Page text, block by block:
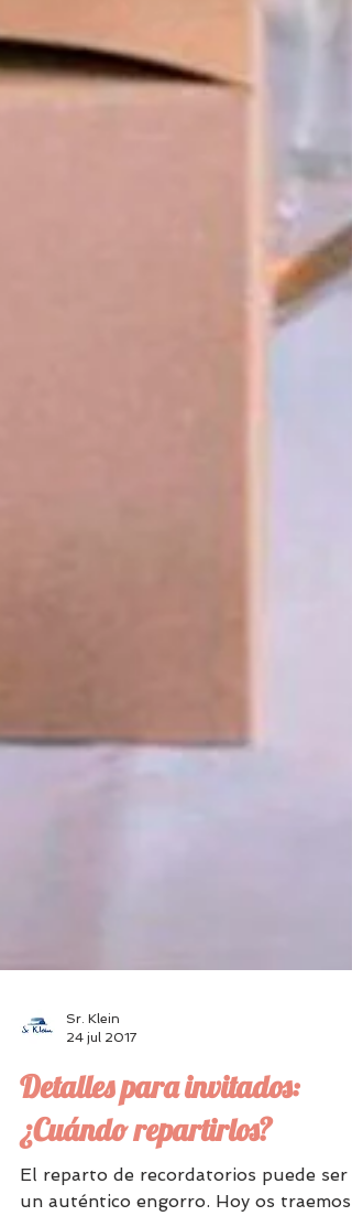
24 jul 2017
Detalles para invitados:
¿Cuándo repartirlos?